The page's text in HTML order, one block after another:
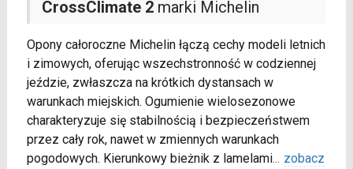
CrossClimate 2marki Michelin
Opony całoroczne Michelin łączą cechy modeli letnich
i zimowych, oferując wszechstronność w codziennej
jeździe, zwłaszcza na krótkich dystansach w
warunkach miejskich. Ogumienie wielosezonowe
charakteryzuje się stabilnością i bezpieczeństwem
przez cały rok, nawet w zmiennych warunkach
pogodowych. Kierunkowy bieżnik z lamelami... zobacz